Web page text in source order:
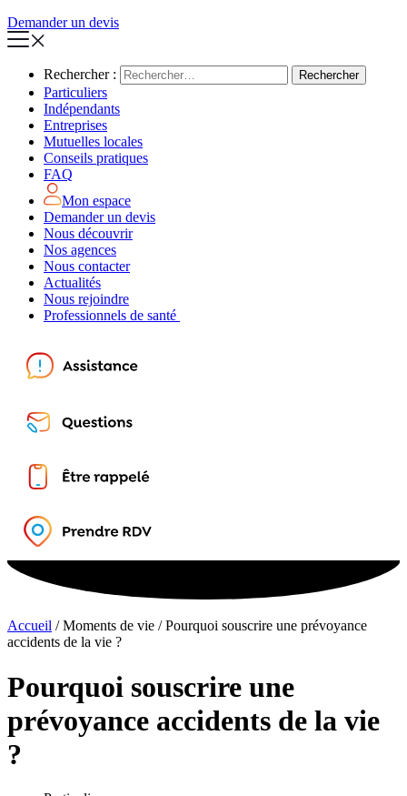
Demander un devis
Rechercher :
Particuliers
Indépendants
Entreprises
Mutuelles locales
Conseils pratiques
FAQ
Mon espace
Demander un devis
Nous découvrir
Nos agences
Nous contacter
Actualités
Nous rejoindre
Professionnels de santé
Accueil /Moments de vie /Pourquoi souscrire une prévoyance
accidents de la vie ?
Pourquoi souscrire une
prévoyance accidents de la vie
?